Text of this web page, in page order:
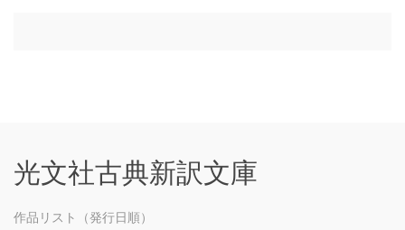
光文社古典新訳文庫
作品リスト（発行日順）